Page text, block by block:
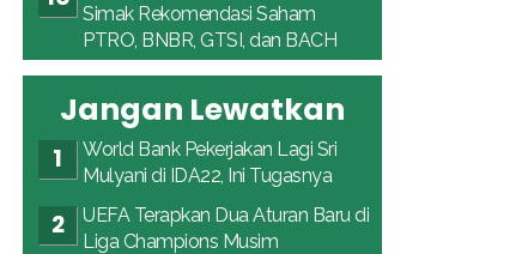
Simak Rekomendasi Saham
PTRO, BNBR, GTSI, dan BACH
Jangan Lewatkan
World Bank Pekerjakan Lagi Sri
Mulyani di IDA22, Ini Tugasnya
UEFA Terapkan Dua Aturan Baru di
Liga Champions Musim